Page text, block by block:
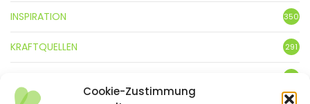
Cookie-Zustimmung
INSPIRATION 350
KRAFTQUELLEN 291